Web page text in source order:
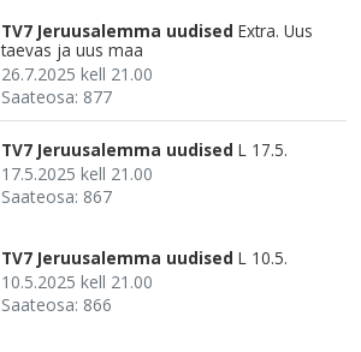
TV7 Jeruusalemma uudised Extra. Uus
taevas ja uus maa
26.7.2025 kell 21.00
Saateosa: 877
TV7 Jeruusalemma uudised L 17.5.
17.5.2025 kell 21.00
Saateosa: 867
TV7 Jeruusalemma uudised L 10.5.
10.5.2025 kell 21.00
Saateosa: 866